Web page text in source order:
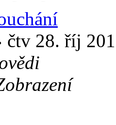
čtv 28. říj